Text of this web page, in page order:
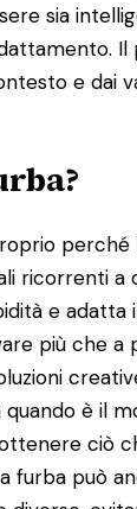
sia
Il
e dai
perché
ricorrenti a
e adatta
più che a
è il
ciò
furba può